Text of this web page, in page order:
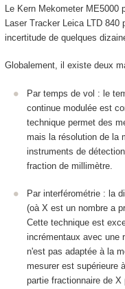
Le Kern Mekometer ME5000
Laser Tracker Leica LTD 840
incertitude de quelques
Globalement, il existe deux
Par temps de vol : le
continue modulée est
technique permet des
mais la résolution de la
instruments de
fraction de millimètre.
Par interférométrie : la
(oà X est un nombre a
Cette technique est
incrémentaux avec une
n'est pas adaptée à la
mesurer est supérieure
partie fractionnaire de